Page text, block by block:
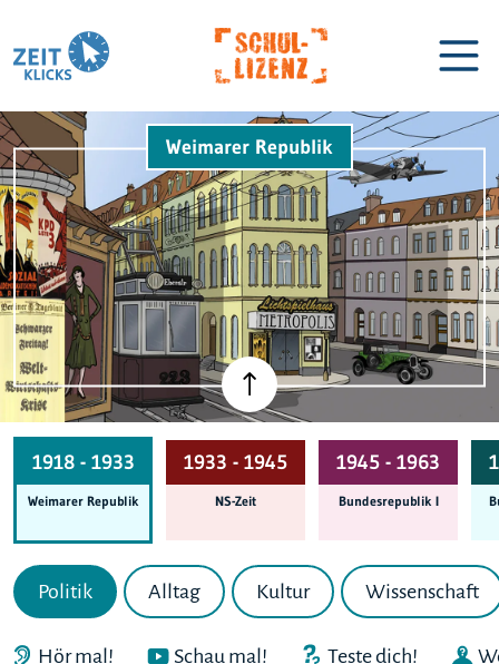
Biographien Lexikon
Weimarer Republik
1918 - 1933
Weimarer Republik
1933 - 1945
NS-Zeit
1945 - 1963
Bundes­republik I
Politik Alltag Kultur Wissenschaft
Hör mal! Schau mal! Teste dich!